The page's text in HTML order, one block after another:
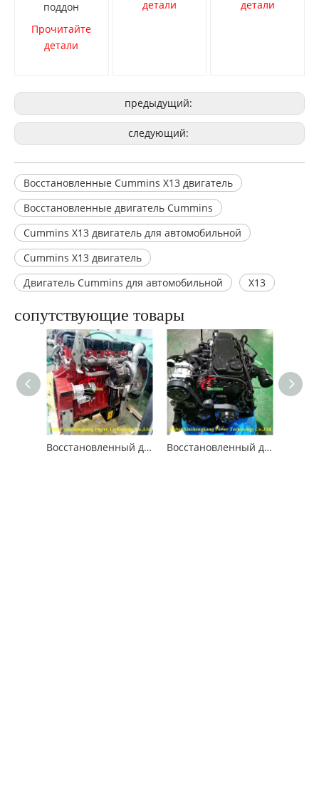
поддон
Прочитайте
детали
детали детали
предыдущий:
следующий:
Восстановленные Cummins X13 двигатель
Восстановленные двигатель Cummins
Cummins X13 двигатель для автомобильной
Cummins X13 двигатель
Двигатель Cummins для автомобильной
X13
сопутствующие товары
Восстановленный двигатель Cummins X12 для автомобильной промышленности Восстановленный двигатель Cummins ISD6.7 для автомобильной промышленности